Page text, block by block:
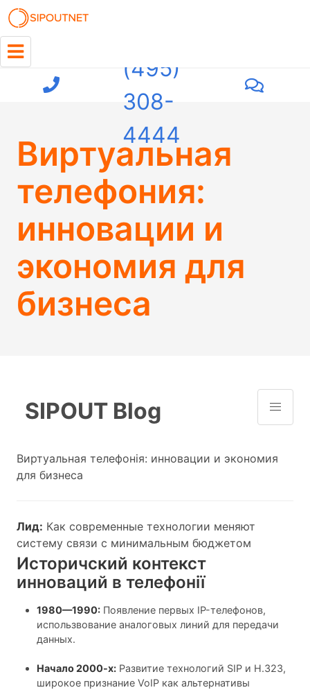
(495)
308-
4444
Виртуальная
телефония:
инновации и
экономия для
бизнеса
SIPOUT Blog
Виртуальная телефонія: инновации и экономия
для бизнеса
Лид: Как современные технологии меняют
систему связи с минимальным бюджетом
Историчский контекст
инноваций в телефонії
1980—1990:Появление первых IP-телефонов,
использвование аналоговых линий для передачи
данных.
Начало 2000-х:Развитие технологий SIP и H.323,
широкое признание VoIP как альтернативы